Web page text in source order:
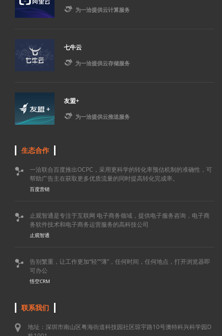
 为一洽提供云计算服务
七牛云
 为一洽提供云存储服务
友盟+
 为一洽提供云推送服务
生态合作

一洽联合百度推出OCPC，采用更科学的转化率预估机制的准确性，可
帮助广告主在获取更多优质流量的同时提高转化完成率。
百度营销

止观智通是专注于互联网 电子商务领域，提供电子服务咨询，电子商
务软件技术和电子商务运营服务的高科技公司
止观智通

告别繁重，让工作更加“轻”“薄”，任何时间，任何地点，打开浏览器即
可办公
悟空CRM
联系我们
地址：深圳市南山区粤海街道科技园社区琼宇路10号澳特科兴科学园D